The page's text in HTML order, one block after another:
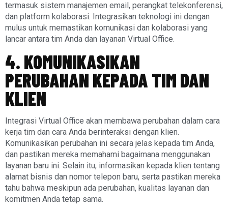
termasuk sistem manajemen email, perangkat telekonferensi,
dan platform kolaborasi. Integrasikan teknologi ini dengan
mulus untuk memastikan komunikasi dan kolaborasi yang
lancar antara tim Anda dan layanan Virtual Office.
4. KOMUNIKASIKAN
PERUBAHAN KEPADA TIM DAN
KLIEN
Integrasi Virtual Office akan membawa perubahan dalam cara
kerja tim dan cara Anda berinteraksi dengan klien.
Komunikasikan perubahan ini secara jelas kepada tim Anda,
dan pastikan mereka memahami bagaimana menggunakan
layanan baru ini. Selain itu, informasikan kepada klien tentang
alamat bisnis dan nomor telepon baru, serta pastikan mereka
tahu bahwa meskipun ada perubahan, kualitas layanan dan
komitmen Anda tetap sama.